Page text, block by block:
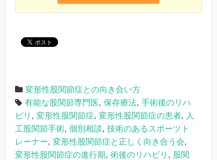
変形性股関節症との向き合い方
有能な股関節専門医, 保存療法, 手術後のリハ
ビリ , 変形性股関節症, 変形性股関節症の患者, 人
工股関節手術, 個別相談, 技術のあるスポーツト
レーナー, 変形性股関節症と正しく向き合う会,
変形性股関節症の進行期, 術後のリハビリ , 股関